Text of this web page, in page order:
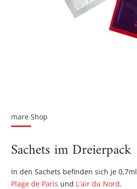
Bildgalerie
mare Shop
Sachets im Dreierpack
In den Sachets befinden sich je 0,7ml
Plage de Paris und L'air du Nord.